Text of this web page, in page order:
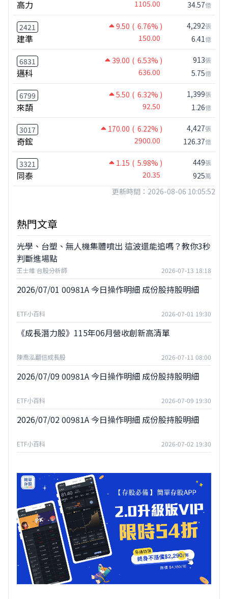
高力 1105.00 34.57億
2421 9.50 ( 6.76% )
建準 150.00
4,292張
6.41億
6831 39.00 ( 6.53% )
邁科 636.00
913張
5.75億
6799 5.50 ( 6.32% )
來頡 92.50
1,399張
1.26億
3017 170.00 ( 6.22% )
奇鋐 2900.00
4,427張
126.37億
3321 1.15 ( 5.98% )
同泰 20.35
449張
925萬
更新時間：2026-08-06 10:05:52
熱門文章
光學、台塑、無人機集體噴出 這波還能追嗎？教你3秒
判斷進場點
王士維 台股分析師 2026-07-13 18:18
2026/07/01 00981A 今日操作明細 成份股持股明細
ETF小百科 2026-07-01 19:30
《成長潛力股》115年06月營收創新高清單
陳喬泓翻倍成長股 2026-07-11 08:00
2026/07/09 00981A 今日操作明細 成份股持股明細
ETF小百科 2026-07-09 19:30
2026/07/02 00981A 今日操作明細 成份股持股明細
ETF小百科 2026-07-02 19:30